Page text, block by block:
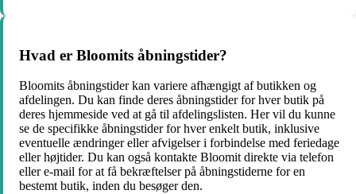
Hvad er Bloomits åbningstider?
Bloomits åbningstider kan variere afhængigt af butikken og
afdelingen. Du kan finde deres åbningstider for hver butik på
deres hjemmeside ved at gå til afdelingslisten. Her vil du kunne
se de specifikke åbningstider for hver enkelt butik, inklusive
eventuelle ændringer eller afvigelser i forbindelse med feriedage
eller højtider. Du kan også kontakte Bloomit direkte via telefon
eller e-mail for at få bekræftelser på åbningstiderne for en
bestemt butik, inden du besøger den.